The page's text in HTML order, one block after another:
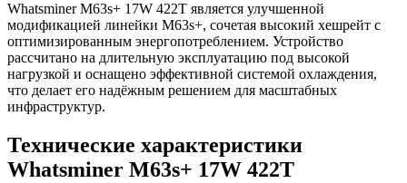
Whatsminer M63s+ 17W 422T является улучшенной
модификацией линейки M63s+, сочетая высокий хешрейт с
оптимизированным энергопотреблением. Устройство
рассчитано на длительную эксплуатацию под высокой
нагрузкой и оснащено эффективной системой охлаждения,
что делает его надёжным решением для масштабных
инфраструктур.
Технические характеристики
Whatsminer M63s+ 17W 422T